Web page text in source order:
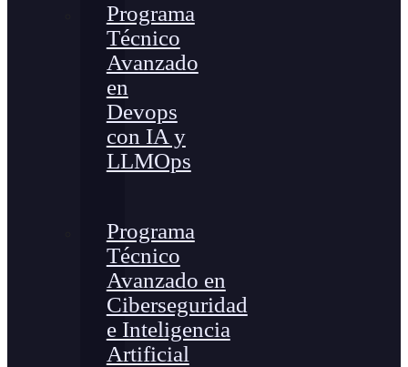
Programa
Técnico
Avanzado
en
Devops
con IA y
LLMOps
Programa
Técnico
Avanzado en
Ciberseguridad
e Inteligencia
Artificial